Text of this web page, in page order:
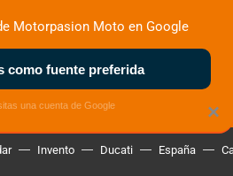
MOTOS ELÉCTRICAS
Invento Ducati España
×
Motorpasion Moto en Google
como fuente preferida
una cuenta de Google